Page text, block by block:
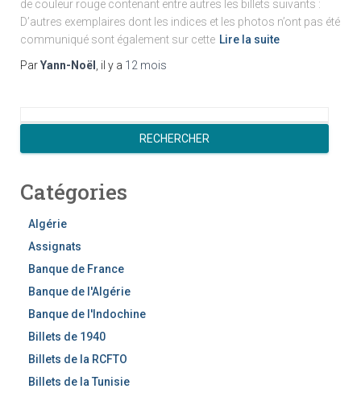
de couleur rouge contenant entre autres les billets suivants :
D’autres exemplaires dont les indices et les photos n’ont pas été
communiqué sont également sur cette Lire la suite
ParYann-Noël , il y a 12 mois
c
e
RECHERCHER
Catégories
Algérie
Assignats
Banque de France
Banque de l'Algérie
Banque de l'Indochine
Billets de 1940
Billets de la RCFTO
Billets de la Tunisie